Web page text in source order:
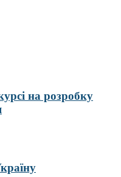
на розробку